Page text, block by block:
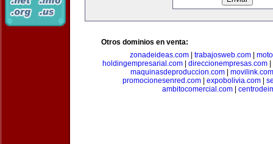
Otros dominios en venta:
zonadeideas.com
trabajosweb.com
holdingempresarial.com
direccionempresas.com
maquinasdeproduccion.com
movilink.com
promocionesenred.com| expobolivia.com|
ambitocomercial.com